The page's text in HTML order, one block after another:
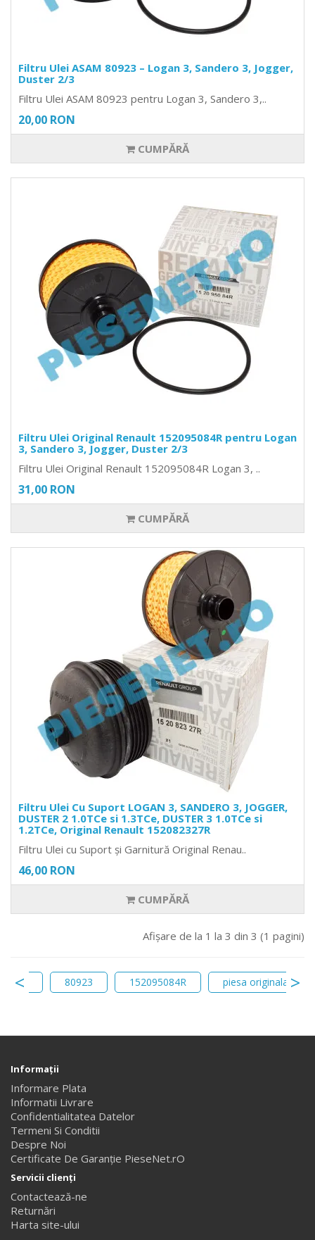
Filtru Ulei ASAM 80923 – Logan 3, Sandero 3, Jogger,
Duster 2/3
Filtru Ulei ASAM 80923 pentru Logan 3, Sandero 3,..
20,00 RON
CUMPĂRĂ
Filtru Ulei Original Renault 152095084R pentru Logan
3, Sandero 3, Jogger, Duster 2/3
Filtru Ulei Original Renault 152095084R Logan 3, ..
31,00 RON
CUMPĂRĂ
Filtru Ulei Cu Suport LOGAN 3, SANDERO 3, JOGGER,
DUSTER 2 1.0TCe si 1.3TCe, DUSTER 3 1.0TCe si
1.2TCe, Original Renault 152082327R
Filtru Ulei cu Suport și Garnitură Original Renau..
46,00 RON
CUMPĂRĂ
Afişare de la 1 la 3 din 3 (1 pagini)
ulei 80923 152095084R piesa originala
Informaţii
Informare Plata
Informatii Livrare
Confidentialitatea Datelor
Termeni Si Conditii
Despre Noi
Certificate De Garanție PieseNet.rO
Servicii clienţi
Contactează-ne
Returnări
Harta site-ului